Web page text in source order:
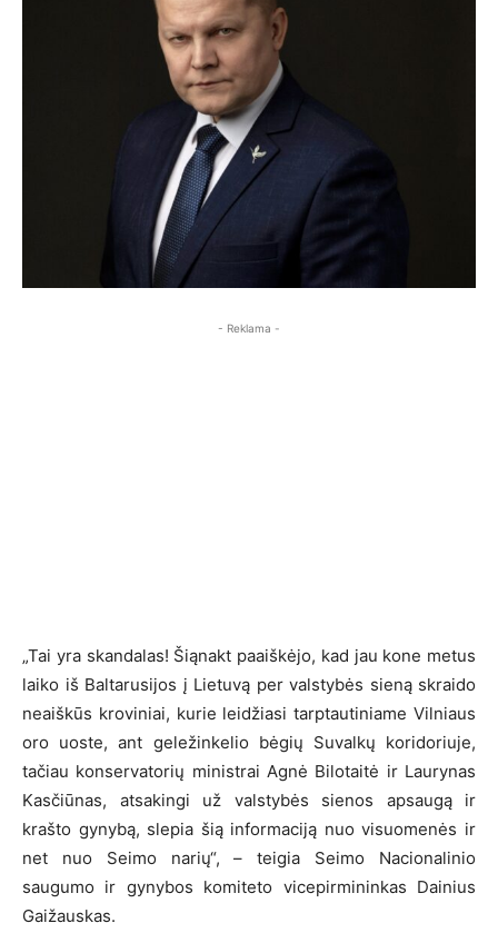
- Reklama -
„Tai yra skandalas! Šiąnakt paaiškėjo, kad jau kone metus
laiko iš Baltarusijos į Lietuvą per valstybės sieną skraido
neaiškūs kroviniai, kurie leidžiasi tarptautiniame Vilniaus
oro uoste, ant geležinkelio bėgių Suvalkų koridoriuje,
tačiau konservatorių ministrai Agnė Bilotaitė ir Laurynas
Kasčiūnas, atsakingi už valstybės sienos apsaugą ir
krašto gynybą, slepia šią informaciją nuo visuomenės ir
net nuo Seimo narių“, – teigia Seimo Nacionalinio
saugumo ir gynybos komiteto vicepirmininkas Dainius
Gaižauskas.